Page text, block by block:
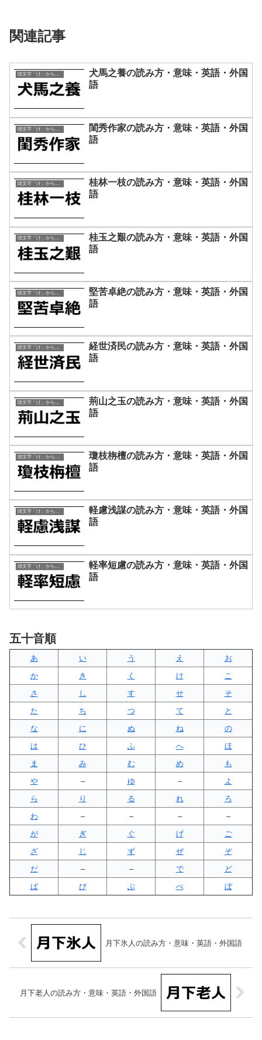
関連記事
頭文字「け」から始まる四字熟語
犬馬之養の読み方・意味・英語・外国
語
閨秀作家の読み方・意味・英語・外国
語
頭文字「け」から始まる四字熟語
桂林一枝の読み方・意味・英語・外国
語
頭文字「け」から始まる四字熟語
桂玉之艱の読み方・意味・英語・外国
語
頭文字「け」から始まる四字熟語
堅苦卓絶の読み方・意味・英語・外国
語
頭文字「け」から始まる四字熟語
経世済民の読み方・意味・英語・外国
語
荊山之玉の読み方・意味・英語・外国
語
頭文字「け」から始まる四字熟語
瓊枝栴檀の読み方・意味・英語・外国
語
頭文字「け」から始まる四字熟語
軽慮浅謀の読み方・意味・英語・外国
語
軽率短慮の読み方・意味・英語・外国
語
五十音順
あ い う え
お
か
き く け
こ
さ
し す せ
そ
た
ち つ て
と
な
に ぬ ね
の
は
ひ ふ へ
ほ
ま
み む め
も
や
– ゆ –
よ
ら
り る れ
ろ
わ
– – –
–
が
ぎ ぐ げ
ご
ざ
じ ず ぜ
ぞ
だ
– – で
ど
ば
び ぶ べ ぼ
月下氷人の読み方・意味・英語・外国語
月下老人の読み方・意味・英語・外国語